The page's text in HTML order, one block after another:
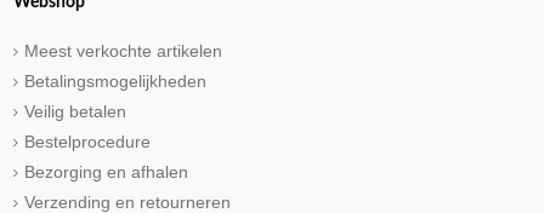
Meest verkochte artikelen
Betalingsmogelijkheden
Veilig betalen
Bestelprocedure
Bezorging en afhalen
Verzending en retourneren